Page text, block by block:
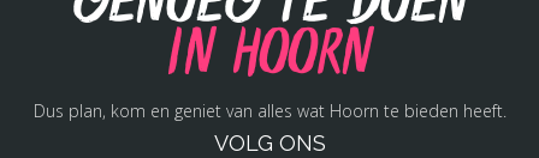
in Hoorn
Dus plan, kom en geniet van alles wat Hoorn te bieden heeft.
VOLG ONS